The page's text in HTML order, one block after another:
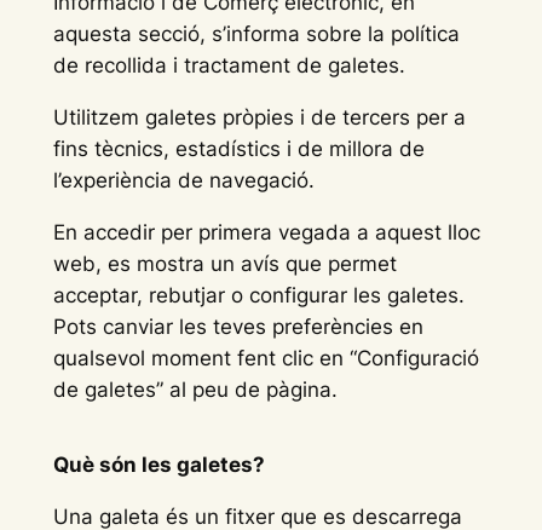
aquesta secció, s’informa sobre la política
de recollida i tractament de galetes.
Utilitzem galetes pròpies i de tercers per a
fins tècnics, estadístics i de millora de
l’experiència de navegació.
En accedir per primera vegada a aquest lloc
web, es mostra un avís que permet
acceptar, rebutjar o configurar les galetes.
Pots canviar les teves preferències en
qualsevol moment fent clic en “Configuració
de galetes” al peu de pàgina.
Què són les galetes?
Una galeta és un fitxer que es descarrega